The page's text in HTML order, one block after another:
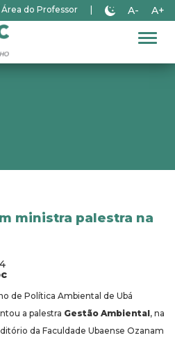
Área do Professor A- A+
ministra palestra na
de Política Ambiental de Ubá
a palestra Gestão Ambiental, na
da Faculdade Ubaense Ozanam